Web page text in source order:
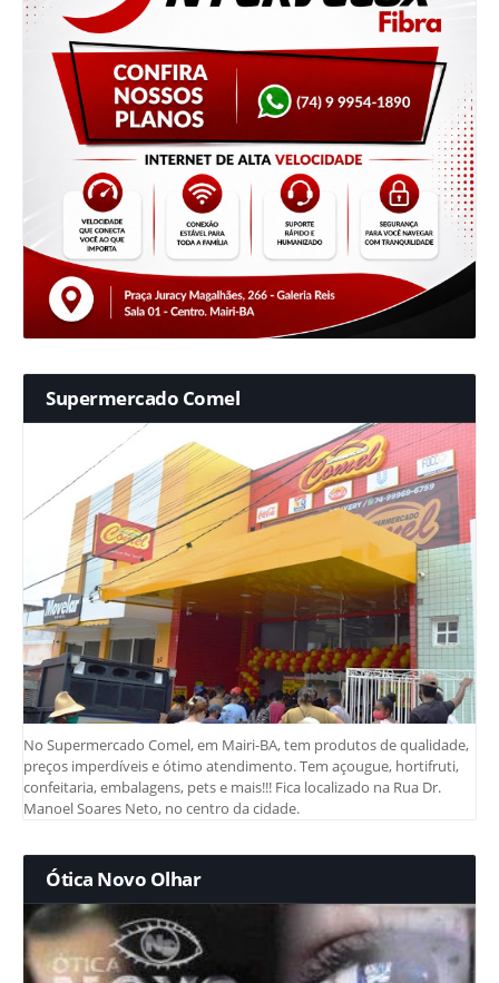
Supermercado Comel
No Supermercado Comel, em Mairi-BA, tem produtos de qualidade,
preços imperdíveis e ótimo atendimento. Tem açougue, hortifruti,
confeitaria, embalagens, pets e mais!!! Fica localizado na Rua Dr.
Manoel Soares Neto, no centro da cidade.
Ótica Novo Olhar